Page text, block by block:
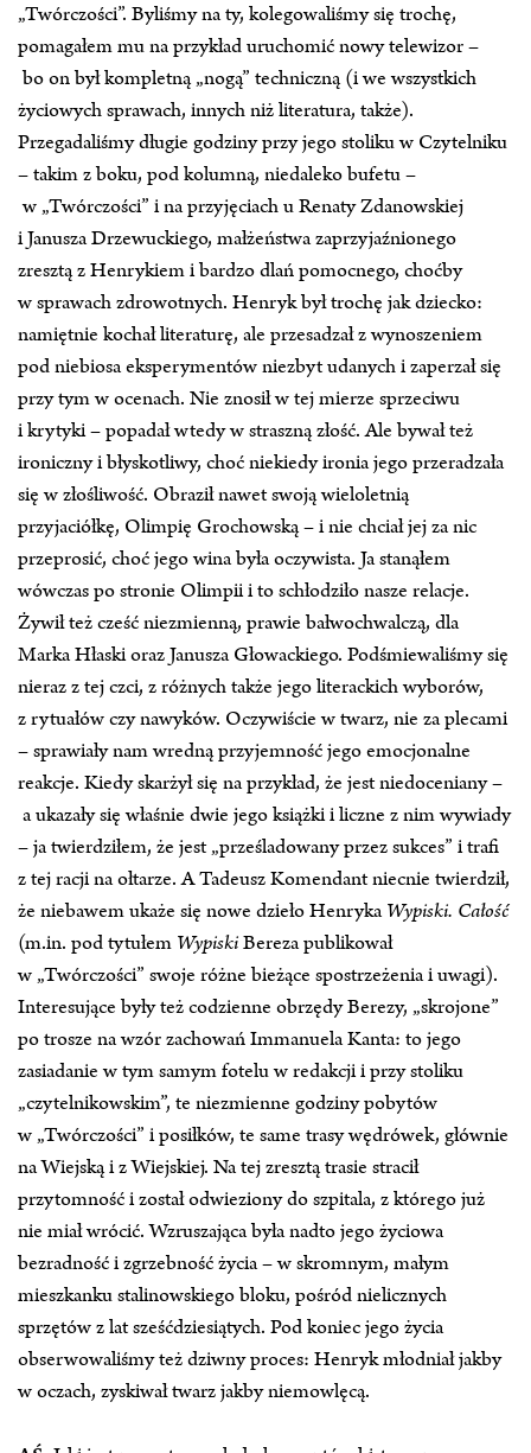
„Twórczości”. Byliśmy na ty, kolegowaliśmy się trochę,
pomagałem mu na przykład uruchomić nowy telewizor –
bo on był kompletną „nogą” techniczną (i we wszystkich
życiowych sprawach, innych niż literatura, także).
Przegadaliśmy długie godziny przy jego stoliku w Czytelniku
– takim z boku, pod kolumną, niedaleko bufetu –
w „Twórczości” i na przyjęciach u Renaty Zdanowskiej
i Janusza Drzewuckiego, małżeństwa zaprzyjaźnionego
zresztą z Henrykiem i bardzo dlań pomocnego, choćby
w sprawach zdrowotnych. Henryk był trochę jak dziecko:
namiętnie kochał literaturę, ale przesadzał z wynoszeniem
pod niebiosa eksperymentów niezbyt udanych i zaperzał się
przy tym w ocenach. Nie znosił w tej mierze sprzeciwu
i krytyki – popadał wtedy w straszną złość. Ale bywał też
ironiczny i błyskotliwy, choć niekiedy ironia jego przeradzała
się w złośliwość. Obraził nawet swoją wieloletnią
przyjaciółkę, Olimpię Grochowską – i nie chciał jej za nic
przeprosić, choć jego wina była oczywista. Ja stanąłem
wówczas po stronie Olimpii i to schłodziło nasze relacje.
Żywił też cześć niezmienną, prawie bałwochwalczą, dla
Marka Hłaski oraz Janusza Głowackiego. Podśmiewaliśmy się
nieraz z tej czci, z różnych także jego literackich wyborów,
z rytuałów czy nawyków. Oczywiście w twarz, nie za plecami
– sprawiały nam wredną przyjemność jego emocjonalne
reakcje. Kiedy skarżył się na przykład, że jest niedoceniany –
a ukazały się właśnie dwie jego książki i liczne z nim wywiady
– ja twierdziłem, że jest „prześladowany przez sukces” i trafi
z tej racji na ołtarze. A Tadeusz Komendant niecnie twierdził,
że niebawem ukaże się nowe dzieło HenrykaWypiski. Całość
(m.in. pod tytułem WypiskiBereza publikował
w „Twórczości” swoje różne bieżące spostrzeżenia i uwagi).
Interesujące były też codzienne obrzędy Berezy, „skrojone”
po trosze na wzór zachowań Immanuela Kanta: to jego
zasiadanie w tym samym fotelu w redakcji i przy stoliku
„czytelnikowskim”, te niezmienne godziny pobytów
w „Twórczości” i posiłków, te same trasy wędrówek, głównie
na Wiejską i z Wiejskiej. Na tej zresztą trasie stracił
przytomność i został odwieziony do szpitala, z którego już
nie miał wrócić. Wzruszająca była nadto jego życiowa
bezradność i zgrzebność życia – w skromnym, małym
mieszkanku stalinowskiego bloku, pośród nielicznych
sprzętów z lat sześćdziesiątych. Pod koniec jego życia
obserwowaliśmy też dziwny proces: Henryk młodniał jakby
w oczach, zyskiwał twarz jakby niemowlęcą.